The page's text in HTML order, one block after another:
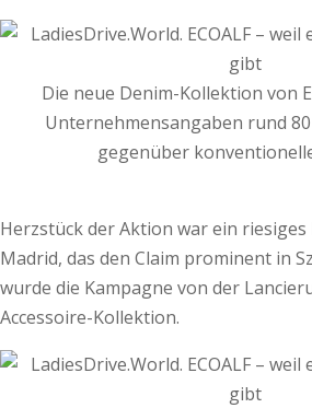
Die neue Denim-Kollektion von
Unternehmensangaben rund
gegenüber
Herzstück der Aktion war ein
Madrid, das den Claim prominent in
wurde die Kampagne von der
Accessoire-Kollektion.